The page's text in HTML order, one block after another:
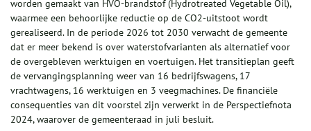
worden gemaakt van HVO-brandstof (Hydrotreated Vegetable Oil),
waarmee een behoorlijke reductie op de CO2-uitstoot wordt
gerealiseerd. In de periode 2026 tot 2030 verwacht de gemeente
dat er meer bekend is over waterstofvarianten als alternatief voor
de overgebleven werktuigen en voertuigen. Het transitieplan geeft
de vervangingsplanning weer van 16 bedrijfswagens, 17
vrachtwagens, 16 werktuigen en 3 veegmachines. De financiële
consequenties van dit voorstel zijn verwerkt in de Perspectiefnota
2024, waarover de gemeenteraad in juli besluit.